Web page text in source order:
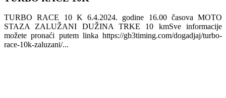
TURBO RACE 10 K 6.4.2024. godine 16.00 časova MOTO
STAZA ZALUŽANI DUŽINA TRKE 10 kmSve informacije
možete pronaći putem linka https://gb3timing.com/dogadjaj/turbo-
race-10k-zaluzani/...